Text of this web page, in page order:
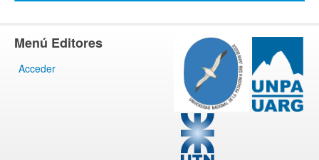
Menú Editores
Acceder